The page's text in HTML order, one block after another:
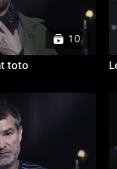
10
toto